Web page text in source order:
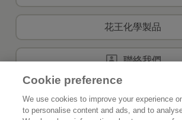
花王化學製品
聯絡我們
首頁
Cookie preference
We use cookies to improve your experience
to personalise content and ads, and to